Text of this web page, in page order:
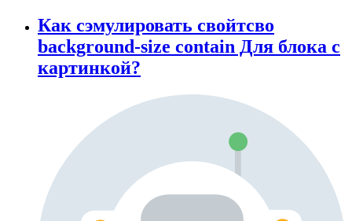
Как сэмулировать свойтсво
background-size contain Для блока с
картинкой?